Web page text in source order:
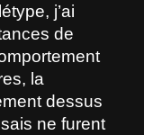
j’ai
de
la
dessus
ne furent